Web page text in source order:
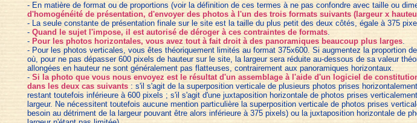
- En matière de format ou de proportions (voir la définition de ces termes à ne pas confondre avec taille ou
d'homogénéité de présentation, d'envoyer des photos à l'un des trois formats suivants (largeur x
- La seule constante de présentation finale sur le site est la taille du plus petit des deux côtés, égale à 375
- Quand le sujet l'impose, il est autorisé de déroger à ces contraintes de formats.
- Pour les photos horizontales, vous avez tout à fait droit à des panoramiques beaucoup plus larges.
- Pour les photos verticales, vous êtes théoriquement limités au format 375x600. Si augmentez la proportion
où, pour ne pas dépasser 600 pixels de hauteur sur le site, la largeur sera réduite au-dessous de sa valeur
allongées en hauteur ne sont généralement pas flatteuses, contrairement aux panoramiques horizontaux.
- Si la photo que vous nous envoyez est le résultat d'un assemblage à l'aide d'un logiciel de
dans les deux cas suivants: s'il s'agit de la superposition verticale de plusieurs photos prises
restant toutefois inférieure à 600 pixels ; s'il s'agit d'une juxtaposition horizontale de photos prises
largeur. Ne nécessitent toutefois aucune mention particulière la superposition verticale de photos prises
besoin au détriment de la largeur pouvant être alors inférieure à 375 pixels) ou la juxtaposition horizontale de